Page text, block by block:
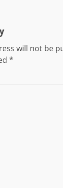
will not be
*